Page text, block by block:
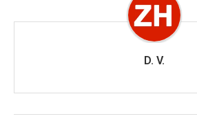
D. V.